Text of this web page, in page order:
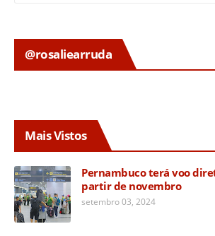
@rosaliearruda
Mais Vistos
Pernambuco terá voo
partir de novembro
setembro 03, 2024